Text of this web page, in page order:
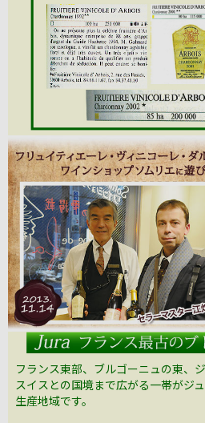
フランス東部、ブルゴーニュの東、
スイスとの国境まで広がる一帯がジ
生産地域です。